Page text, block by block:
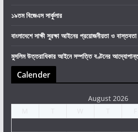
১৯তম বিজেএস সার্কুলার
বাংলাদেশে সাক্ষী সুরক্ষা আইনের প্রয়োজনীয়তা ও বাস্তবতা
মুসলিম উত্তরাধিকার আইনে সম্পত্তি বণ্টনের
Calender
August 2026